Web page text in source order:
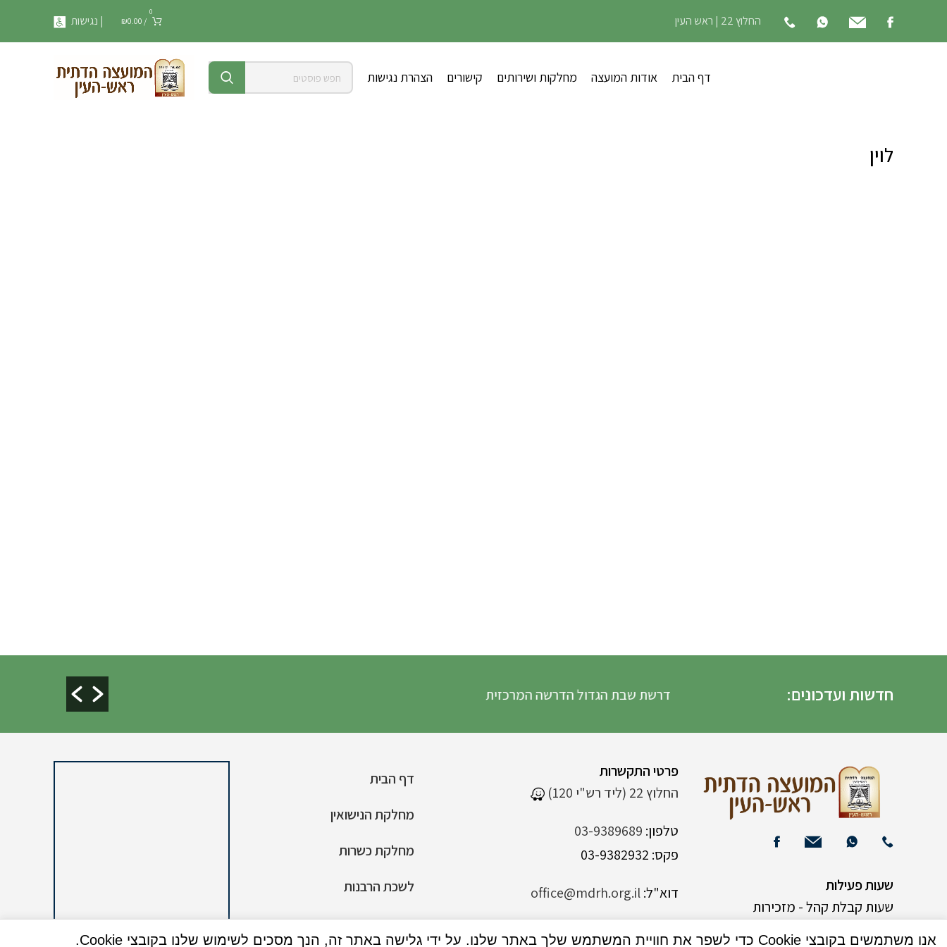
החלוץ 22 | ראש העין
0
/
₪0.00 | נגישות
דף הבית אודות המועצה מחלקות ושירותים קישורים הצהרת נגישות
לוין
חדשות ועדכונים: דרשת שבת הגדול הדרשה המרכזית
דף הבית
מחלקת הנישואין
מחלקת כשרות
לשכת הרבנות
הצהרת נגישות
פרטי התקשרות
החלוץ 22 (ליד רש"י 120)
טלפון: 03-9389689
פקס: 03-9382932
דוא"ל:office@mdrh.org.il
שעות פעילות
שעות קבלת קהל - מזכירות
אנו משתמשים בקובצי Cookie כדי לשפר את חוויית המשתמש שלך באתר שלנו. על ידי גלישה באתר זה, הנך מסכים לשימוש שלנו בקובצי Cookie.